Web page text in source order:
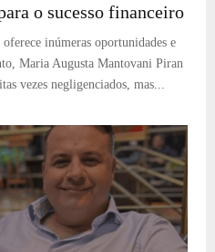
o sucesso financeiro
inúmeras oportunidades e
Maria Augusta Mantovani Piran
vezes negligenciados, mas...